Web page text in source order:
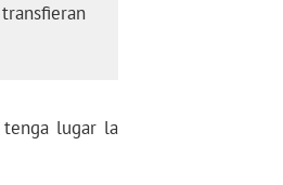
lugar la